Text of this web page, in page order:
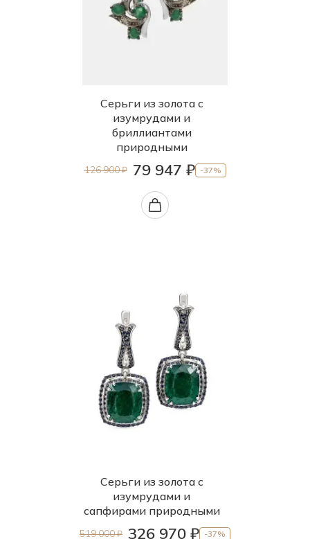
Серьги из золота с
изумрудами и
бриллиантами
природными
126 900 ₽ 79 947 ₽ -37%
Серьги из золота с
изумрудами и
сапфирами природными
519 000 ₽ 326 970 ₽ -37%